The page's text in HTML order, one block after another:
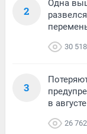
2
Одна
30 518
3
в августе
26 762